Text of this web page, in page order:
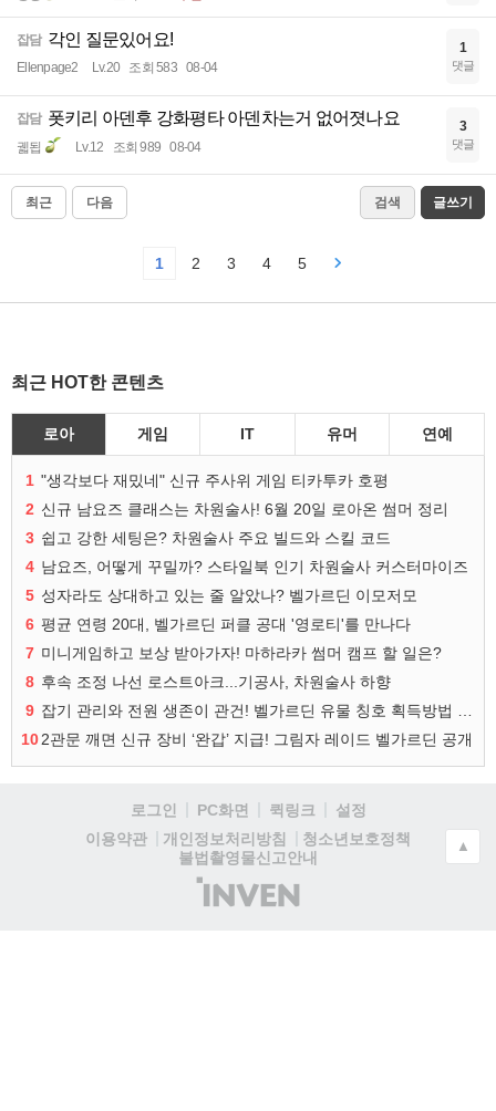
잡담 각인 질문있어요!
Ellenpage2 Lv.20 조회 583 08-04
1
댓글
잡담 폿키리 아덴후 강화평타 아덴차는거 없어졋나요
궯됩 Lv.12 조회 989 08-04
3
댓글
최근 다음 검색 글쓰기
1 2 3 4 5
최근 HOT한 콘텐츠
로아 게임 IT 유머 연예
1 "생각보다 재밌네" 신규 주사위 게임 티카투카 호평
2 신규 남요즈 클래스는 차원술사! 6월 20일 로아온 썸머 정리
3 쉽고 강한 세팅은? 차원술사 주요 빌드와 스킬 코드
4 남요즈, 어떻게 꾸밀까? 스타일북 인기 차원술사 커스터마이즈
5 성자라도 상대하고 있는 줄 알았나? 벨가르딘 이모저모
6 평균 연령 20대, 벨가르딘 퍼클 공대 '영로티'를 만나다
7 미니게임하고 보상 받아가자! 마하라카 썸머 캠프 할 일은?
8 후속 조정 나선 로스트아크...기공사, 차원술사 하향
9
102관문 깨면 신규 장비 ‘완갑’ 지급! 그림자 레이드 벨가르딘 공개
로그인 PC화면 퀵링크
설정
이용약관
개인정보처리방침
청소년보호정책
불법촬영물신고안내
(주)
인
▲